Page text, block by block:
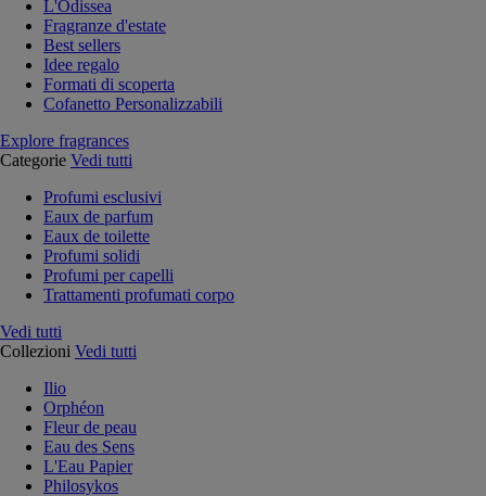
L'Odissea
Fragranze d'estate
Best sellers
Idee regalo
Formati di scoperta
Cofanetto Personalizzabili
Explore fragrances
Categorie Vedi tutti
Profumi esclusivi
Eaux de parfum
Eaux de toilette
Profumi solidi
Profumi per capelli
Trattamenti profumati corpo
Vedi tutti
Collezioni Vedi tutti
Ilio
Orphéon
Fleur de peau
Eau des Sens
L'Eau Papier
Philosykos